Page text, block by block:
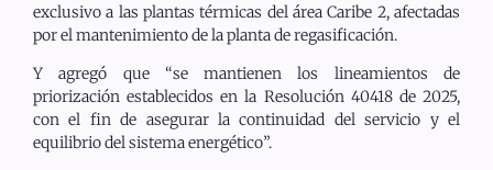
exclusivo a las plantas térmicas del área Caribe 2, afectadas
por el mantenimiento de la planta de regasificación.
Y agregó que “se mantienen los lineamientos de
priorización establecidos en la Resolución 40418 de 2025,
con el fin de asegurar la continuidad del servicio y el
equilibrio del sistema energético”.